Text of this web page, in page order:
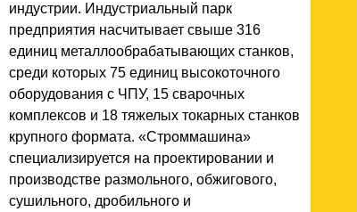
индустрии. Индустриальный парк
предприятия насчитывает свыше 316
единиц металлообрабатывающих станков,
среди которых 75 единиц высокоточного
оборудования с ЧПУ, 15 сварочных
комплексов и 18 тяжелых токарных станков
крупного формата. «Строммашина»
специализируется на проектировании и
производстве размольного, обжигового,
сушильного, дробильного и